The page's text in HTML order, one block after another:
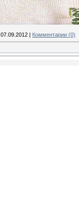
07.09.2012 | Комментарии (0)